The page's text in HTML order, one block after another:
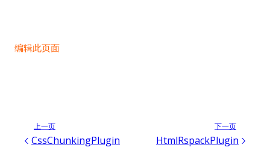
编辑此页面
上一页
CssChunkingPlugin
下一页
HtmlRspackPlugin